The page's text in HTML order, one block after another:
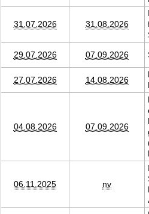
31.07.2026 31.08.2026
29.07.2026 07.09.2026
27.07.2026 14.08.2026
04.08.2026 07.09.2026
06.11.2025 nv